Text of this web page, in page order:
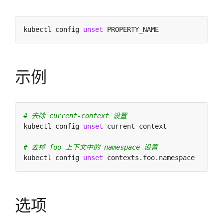
kubectl config unset
示例
# 去除 current-context 设置
kubectl config unset
# 去掉 foo 上下文中的 namespace 设置
kubectl config unset
选项